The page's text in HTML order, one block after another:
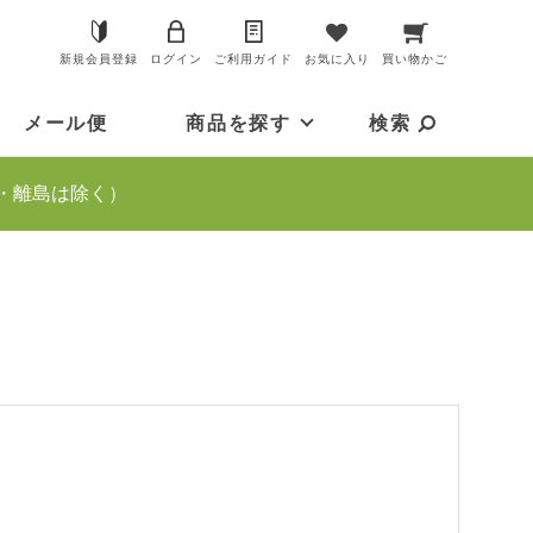
新規会員登録 ログイン ご利用ガイド お気に入り 買い物かご
メール便 商品を探す 検索
島は除く）